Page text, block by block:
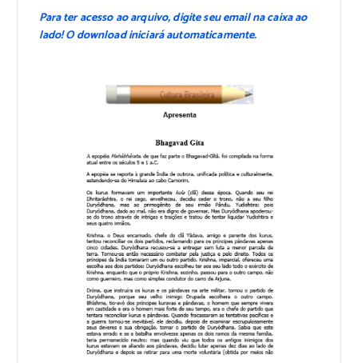
Para ter acesso ao arquivo, digite seu email na caixa ao
lado! O download iniciará automaticamente.